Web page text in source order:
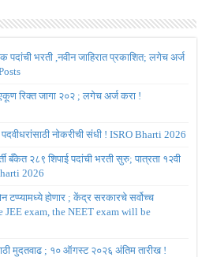
भरती ,नवीन जाहिरात प्रकाशित; लगेच अर्ज
रिक्त जागा २०२ ; लगेच अर्ज करा !
नोकरीची संधी ! ISRO Bharti 2026
बँकेत २८९ शिपाई पदांची भरती सुरु; पात्रता १२वी
2026
टप्प्यामध्ये होणार ; केंद्र सरकारचे सर्वोच्च
JEE exam, the NEET exam will be
मुदतवाढ ; १० ऑगस्ट २०२६ अंतिम तारीख !